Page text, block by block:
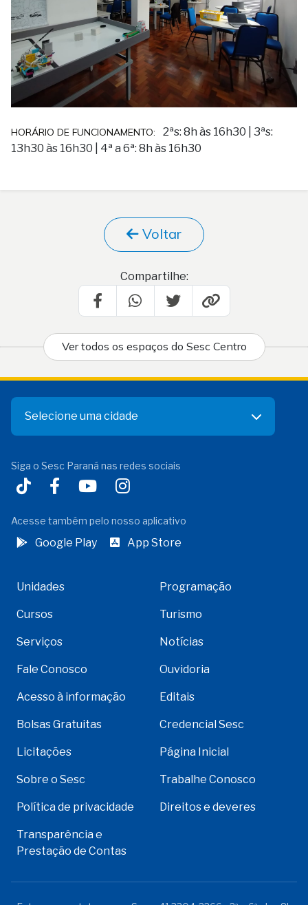
HORÁRIO DE FUNCIONAMENTO: 2ªs: 8h às 16h30
3ªs:
13h30 às 16h30
4ª a 6ª: 8h às 16h30
Voltar
Compartilhe:
Ver todos os espaços do Sesc Centro
Selecione uma cidade
Siga o Sesc Paraná nas redes sociais
Acesse também pelo nosso aplicativo
Google Play App Store
Unidades Programação
Cursos Turismo
Serviços Notícias
Fale Conosco Ouvidoria
Acesso à informação Editais
Bolsas Gratuitas Credencial Sesc
Licitações Página Inicial
Sobre o Sesc Trabalhe Conosco
Política de privacidade Direitos e deveres
Transparência e
Prestação de Contas